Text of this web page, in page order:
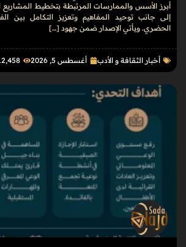
أبرز الأسس والممارسات المرتبطة بتخطيط المشاريع
إلى جانب توحيد المفاهيم وتعزيز التكامل بين
الحضري. ويأتي الإصدار ضمن جهود […]
أخبار الثقافة و الأدب أغسطس 5, 2026